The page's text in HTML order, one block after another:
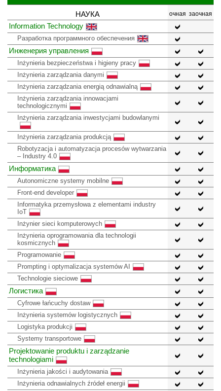
НАУКА очная заочная
Information Technology
Разработка программного обеспечения
Инженерия управления
Inżynieria bezpieczeństwa i higieny pracy
Inżynieria zarządzania danymi
Inżynieria zarządzania energią odnawialną
Inżynieria zarządzania innowacjami
technologicznymi
Inżynieria zarządzania inwestycjami budowlanymi
Inżynieria zarządzania produkcją
Robotyzacja i automatyzacja procesów wytwarzania
– Industry 4.0
Информатика
Autonomiczne systemy mobilne
Front-end developer
Informatyka przemysłowa z elementami industry
IoT
Inżynier sieci komputerowych
Inżynieria oprogramowania dla technologii
kosmicznych
Programowanie
Prompting i optymalizacja systemów AI
Technologie sieciowe
Логистика
Cyfrowe łańcuchy dostaw
Inżynieria systemów logistycznych
Logistyka produkcji
Systemy transportowe
Projektowanie produktu i zarządzanie
technologiami
Inżynieria jakości i audytowania
Inżynieria odnawialnych źródeł energii